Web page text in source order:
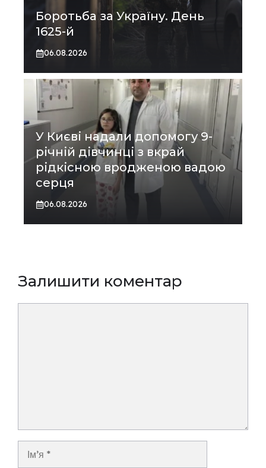
Боротьба за Україну. День
1625-й
06.08.2026
У Києві надали допомогу 9-
річній дівчинці з вкрай
рідкісною вродженою вадою
серця
06.08.2026
Залишити коментар
Ім’я